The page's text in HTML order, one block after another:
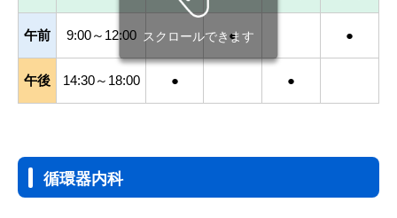
スクロールできます
午前 9:00～12:00 ● ●
午後 14:30～18:00 ● ●
循環器内科